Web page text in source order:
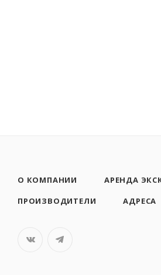
О КОМПАНИИ АРЕНДА
ПРОИЗВОДИТЕЛИ
АДРЕСА